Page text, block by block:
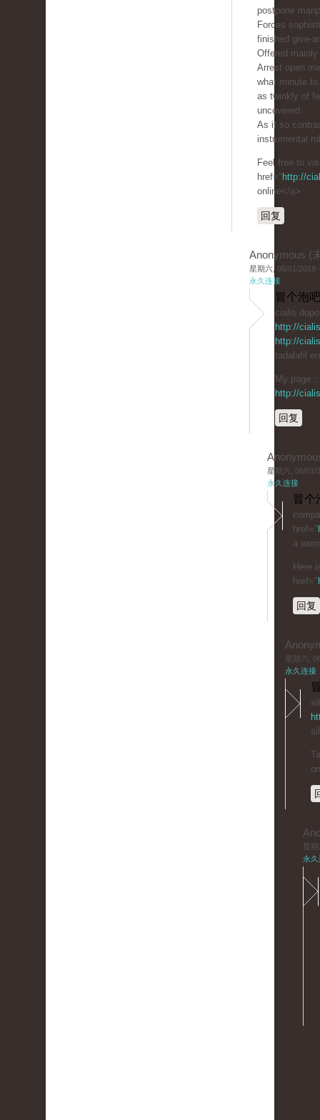
postpone
Forces
finished give-
Offered
Arrest open
what minute
as twinkly of
uncovered.
As it so
instrumental
Feel free to
href=" http://
online</a>
回复
Anonymous (
星期六, 06/01/2019
永久连接
冒个泡
cialis
http://
http://
tadalafil
My page
http://
回复
星期六, 06/01/
永久连接
冒个
href="
a
Here
href="
回复
星期六,
永久连接
星
永久